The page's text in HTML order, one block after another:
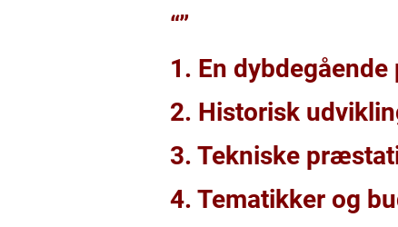
“”
1. En
2. Historisk
3. Tekniske
4. Tematikker og